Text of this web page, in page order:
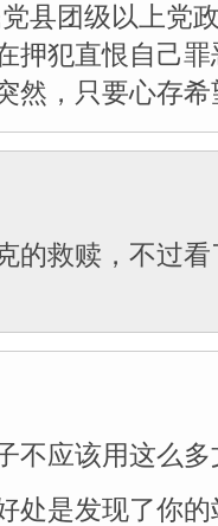
县团级以上党
押犯直恨自己
然，只要心存
的救赎，不过
不应该用这么
处是发现了你的